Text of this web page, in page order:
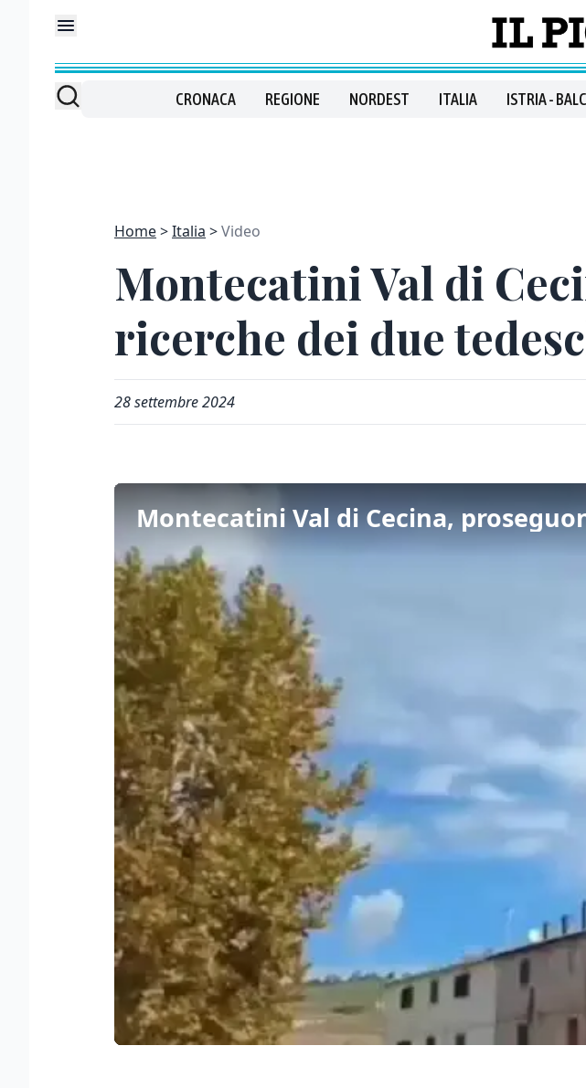
CRONACA REGIONE NORDEST ITALIA ISTRIA -
Home Italia Video
Montecatini Val di
ricerche dei due
28 settembre 2024
Montecatini Val di Cecina,